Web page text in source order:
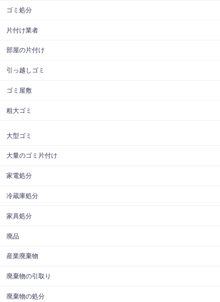
ゴミ処分
片付け業者
部屋の片付け
引っ越しゴミ
ゴミ屋敷
粗大ゴミ
大型ゴミ
大量のゴミ片付け
家電処分
冷蔵庫処分
家具処分
廃品
産業廃棄物
廃棄物の引取り
廃棄物の処分